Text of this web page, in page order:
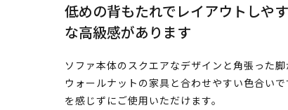
低めの背もたれでレイアウトしや
な高級感があります
ソファ本体のスクエアなデザインと角張った
ウォールナットの家具と合わせやすい色合い
を感じずにご使用いただけます。